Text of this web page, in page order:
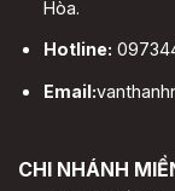
Hòa.
Hotline:
Email:
CHI NHÁNH